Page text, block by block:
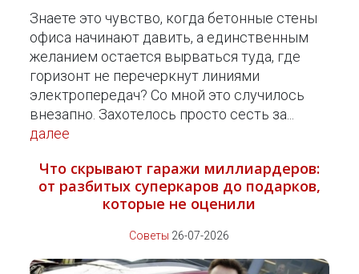
Знаете это чувство, когда бетонные стены
офиса начинают давить, а единственным
желанием остается вырваться туда, где
горизонт не перечеркнут линиями
электропередач? Со мной это случилось
внезапно. Захотелось просто сесть за...
далее
Что скрывают гаражи миллиардеров:
от разбитых суперкаров до подарков,
которые не оценили
Советы 26-07-2026